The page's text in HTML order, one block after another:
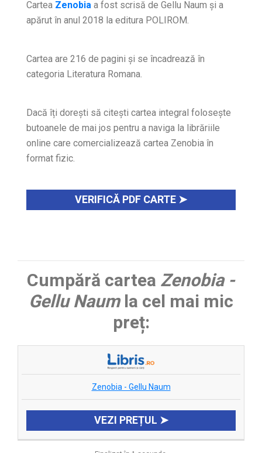
Cartea Zenobia a fost scrisă de Gellu Naum și a
apărut în anul 2018 la editura POLIROM.
Cartea are 216 de pagini și se încadrează în
categoria Literatura Romana.
Dacă îți dorești să citești cartea integral folosește
butoanele de mai jos pentru a naviga la librăriile
online care comercializează cartea Zenobia în
format fizic.
VERIFICĂ PDF CARTE ➤
Cumpără cartea Zenobia -
Gellu Naumla cel mai mic
preț:
Zenobia - Gellu Naum
VEZI PREȚUL ➤